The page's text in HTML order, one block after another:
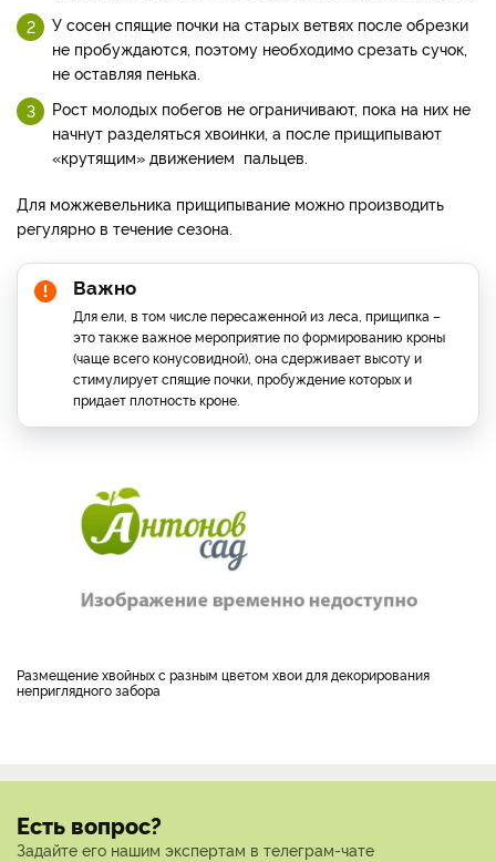
У сосен спящие почки на старых ветвях после обрезки
не пробуждаются, поэтому необходимо срезать сучок,
не оставляя пенька.
Рост молодых побегов не ограничивают, пока на них не
начнут разделяться хвоинки, а после прищипывают
«крутящим» движением пальцев.
Для можжевельника прищипывание можно производить
регулярно в течение сезона.
Важно
Для ели, в том числе пересаженной из леса, прищипка –
это также важное мероприятие по формированию кроны
(чаще всего конусовидной), она сдерживает высоту и
стимулирует спящие почки, пробуждение которых и
придает плотность кроне.
Размещение хвойных с разным цветом хвои для декорирования
неприглядного забора
Есть вопрос?
Задайте его нашим экспертам в телеграм-чате